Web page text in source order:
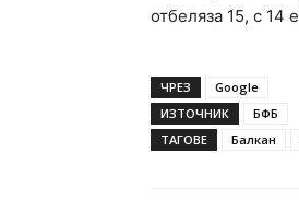
отбеляза 15, с 14 е
ЧРЕЗ
Google
ИЗТОЧНИК
БФБ
ТАГОВЕ
Балкан